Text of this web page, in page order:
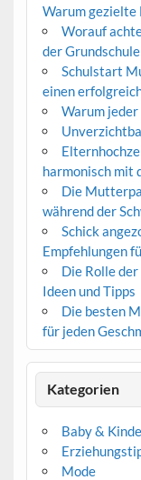
Warum gezielte
Worauf
der Grundschule
Schulstart
einen
Warum
harmonisch mit
Die
während der
Schick
Empfehlungen
Die Rolle
Ideen und Tipps
Die besten
für jeden
Kategorien
Baby &
Mode